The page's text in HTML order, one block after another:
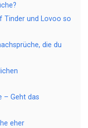
Tinder und Lovoo so
die du
– Geht das
eher